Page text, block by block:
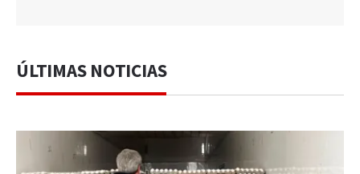
ÚLTIMAS NOTICIAS